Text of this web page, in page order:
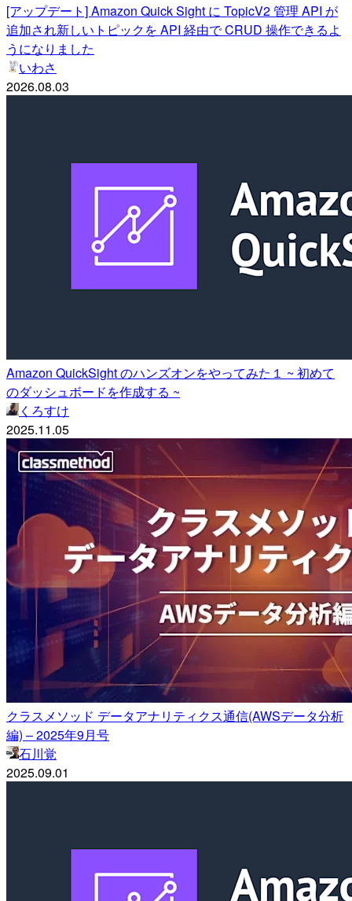
[アップデート] Amazon Quick Sight に TopicV2 管理 API が
追加され新しいトピックを API 経由で CRUD 操作できるよ
うになりました
いわさ
2026.08.03
Amazon QuickSight のハンズオンをやってみた１ ~ 初めて
のダッシュボードを作成する ~
くろすけ
2025.11.05
クラスメソッド データアナリティクス通信(AWSデータ分析
編) – 2025年9月号
石川覚
2025.09.01